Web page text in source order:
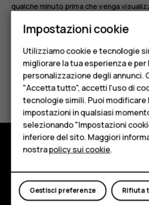
Smartphone
Cellulari
Telefoni per
Accessori
HMD Terra M
Per le imprese
Tablet
Negozio
Il mio account
qualche minuto prima che venga
Ti è stato d'aiuto?
Sì No
Informazioni su
Planet and people
Impostazioni cookie
Utilizziamo cookie e tecnologie
migliorare la tua esperienza e per
personalizzazione degli annunci.
"Accetta tutto", accetti l'uso di
tecnologie simili. Puoi modificare
impostazioni in qualsiasi
selezionando "Impostazioni
inferiore del sito. Maggiori
nostrapolicy sui cookie.
Rifiuta
Gestisci preferenze